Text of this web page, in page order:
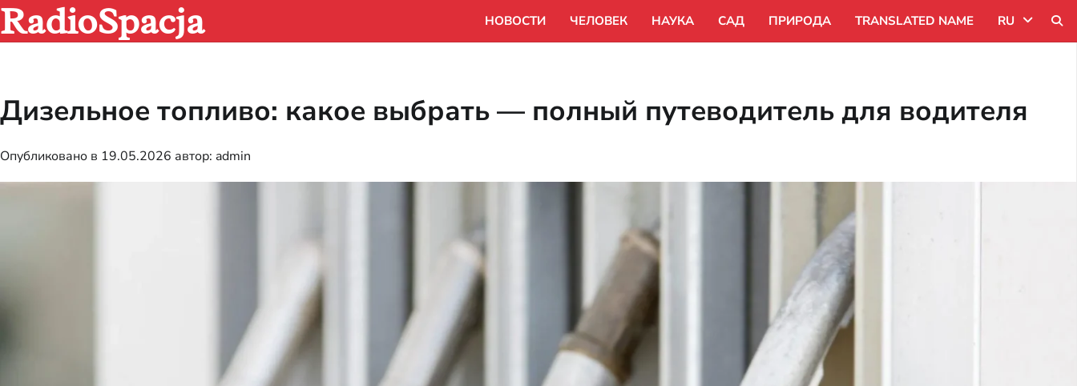
Перейти
к
содержимому
RadioSpacja НОВОСТИ ЧЕЛОВЕК НАУКА САД ПРИРОДА TRANSLATED NAME RU
Ru
Дизельное топливо: какое выбрать — полный путеводитель для водителя
Опубликовано в 19.05.2026 автор: admin